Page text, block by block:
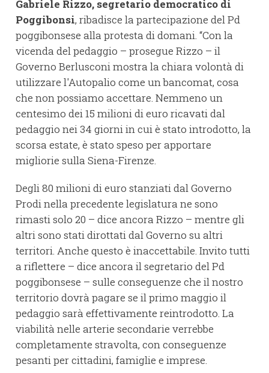
Gabriele Rizzo, segretario democratico di
Poggibonsi, ribadisce la partecipazione del Pd
poggibonsese alla protesta di domani. “Con la
vicenda del pedaggio – prosegue Rizzo – il
Governo Berlusconi mostra la chiara volontà di
utilizzare l'Autopalio come un bancomat, cosa
che non possiamo accettare. Nemmeno un
centesimo dei 15 milioni di euro ricavati dal
pedaggio nei 34 giorni in cui è stato introdotto, la
scorsa estate, è stato speso per apportare
migliorie sulla Siena-Firenze.
Degli 80 milioni di euro stanziati dal Governo
Prodi nella precedente legislatura ne sono
rimasti solo 20 – dice ancora Rizzo – mentre gli
altri sono stati dirottati dal Governo su altri
territori. Anche questo è inaccettabile. Invito tutti
a riflettere – dice ancora il segretario del Pd
poggibonsese – sulle conseguenze che il nostro
territorio dovrà pagare se il primo maggio il
pedaggio sarà effettivamente reintrodotto. La
viabilità nelle arterie secondarie verrebbe
completamente stravolta, con conseguenze
pesanti per cittadini, famiglie e imprese.